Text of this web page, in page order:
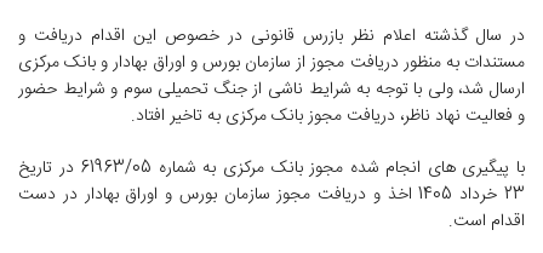
در سال گذشته اعلام نظر بازرس قانونی در خصوص این اقدام دریافت و
مستندات به منظور دریافت مجوز از سازمان بورس و اوراق بهادار و بانک مرکزی
ارسال شد، ولی با توجه به شرایط ناشی از جنگ تحمیلی سوم و شرایط حضور
و فعالیت نهاد ناظر، دریافت مجوز بانک مرکزی به تاخیر افتاد.
با پیگیری های انجام شده مجوز بانک مرکزی به شماره 61963/05 در تاریخ
23 خرداد 1405 اخذ و دریافت مجوز سازمان بورس و اوراق بهادار در دست
اقدام است.